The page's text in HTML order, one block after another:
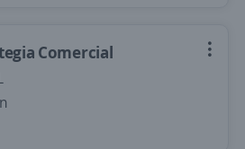
Comercial